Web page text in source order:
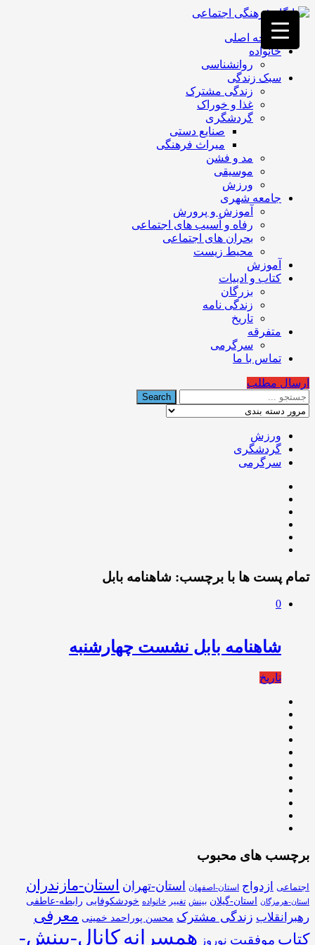
فصد
خون
غرب
تهران
خشکشویی
تصفیه
تهران
صفحه اصلی
خانواده
روانشناسی
سبک زندگی
زندگی مشترک
غذا و خوراک
گردشگری
صنایع دستی
میراث فرهنگی
مد و فشن
موسیقی
ورزش
جامعه شهری
آموزش و پرورش
رفاه و آسیب های اجتماعی
بحران های اجتماعی
محیط زیست
آموزش
کتاب و ادبیات
بزرگان
زندگی نامه
تاریخ
متفرقه
سرگرمی
تماس با ما
ارسال مطلب
ورزش
گردشگری
سرگرمی
تمام پست ها با برچسب: شاهنامه بابل
0
شاهنامه بابل نشست چهارشنبه
تاریخ
برچسب های محبوب
اجتماعی ازدواج استان-اصفهان استان-تهران استان-مازندران
استان-هرمزگان استان-گیلان بینش تغییر خانواده خودشکوفایی رابطه-عاطفی
رهبرانقلاب زندگی مشترک محسن پوراحمد خمینی معرفی
کتاب موفقیت نوروز همسرانهکانال-بینش-